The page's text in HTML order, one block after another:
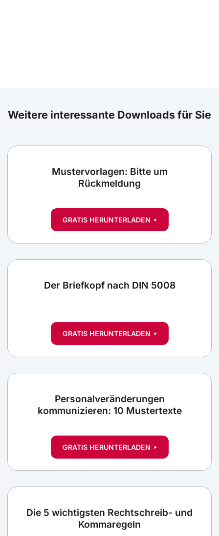
Weitere interessante Downloads für Sie
Mustervorlagen: Bitte um
Rückmeldung
GRATIS HERUNTERLADEN
Der Briefkopf nach DIN 5008
GRATIS HERUNTERLADEN
Personalveränderungen
kommunizieren: 10 Mustertexte
GRATIS HERUNTERLADEN
Die 5 wichtigsten Rechtschreib- und
Kommaregeln